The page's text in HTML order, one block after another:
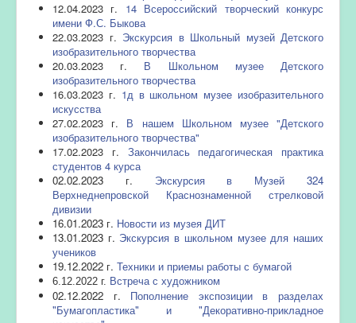
12.04.2023 г. 14 Всероссийский творческий конкурс
имени Ф.С. Быкова
22.03.2023 г. Экскурсия в Школьный музей Детского
изобразительного творчества
20.03.2023 г. В Школьном музее Детского
изобразительного творчества
16.03.2023 г. 1д в школьном музее изобразительного
искусства
27.02.2023 г. В нашем Школьном музее "Детского
изобразительного творчества"
17.02.2023 г. Закончилась педагогическая практика
студентов 4 курса
02.02.2023 г. Экскурсия в Музей 324
Верхнеднепровской Краснознаменной стрелковой
дивизии
16.01.2023 г. Новости из музея ДИТ
13.01.2023 г. Экскурсия в школьном музее для наших
учеников
19.12.2022 г. Техники и приемы работы с бумагой
6.12.2022 г. Встреча с художником
02.12.2022 г. Пополнение экспозиции в разделах
"Бумагопластика" и "Декоративно-прикладное